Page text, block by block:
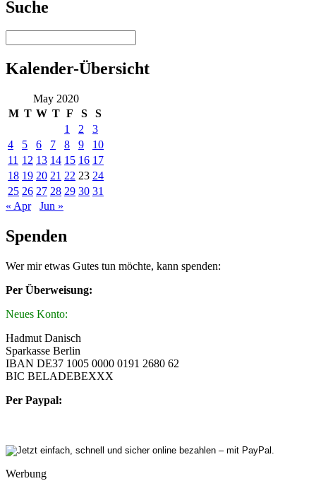
Suche
Kalender-Übersicht
May 2020
M T W T F S
S
1
2
3
4
5 6 7 8 9
10
11 12 13 14 15 16 17
18 19 20 21 22 23 24
25 26 27 28 29 30 31
« Apr
Jun »
Spenden
Wer mir etwas Gutes tun möchte, kann spenden:
Per Überweisung:
Neues Konto:
Hadmut Danisch
Sparkasse Berlin
IBAN DE37 1005 0000 0191 2680 62
BIC BELADEBEXXX
Per Paypal:
Werbung